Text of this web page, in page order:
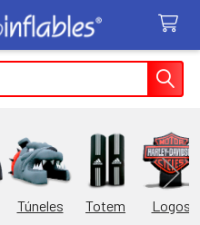
Túneles Totem
Logos